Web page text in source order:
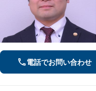
電話でお問い合わせ